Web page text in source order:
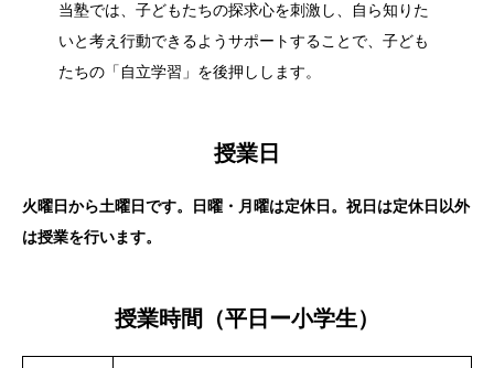
当塾では、子どもたちの探求心を刺激し、自ら知りた
いと考え行動できるようサポートすることで、子ども
たちの「自立学習」を後押しします。
授業日
火曜日から土曜日です。日曜・月曜は定休日。祝日は定休日以外
は授業を行います。
授業時間（平日ー小学生）